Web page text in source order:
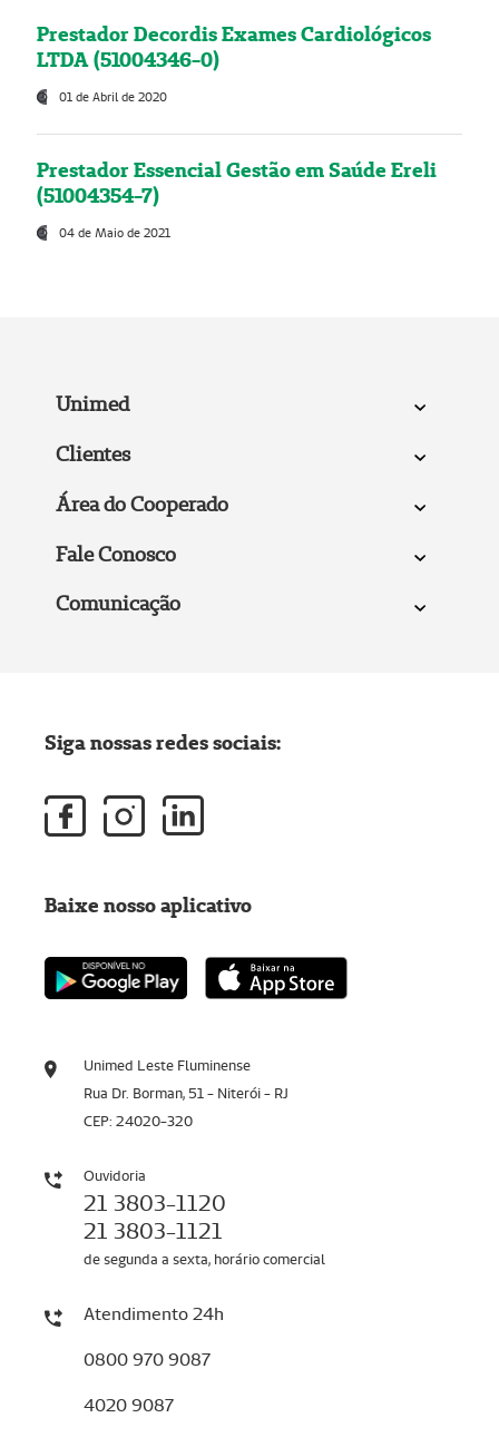
Prestador Decordis Exames Cardiológicos
LTDA (51004346-0)
01 de Abril de 2020
Prestador Essencial Gestão em Saúde Ereli
(51004354-7)
04 de Maio de 2021
Unimed
Clientes
Área do Cooperado
Fale Conosco
Comunicação
Unimed Leste Fluminense
Rua Dr. Borman, 51 - Niterói - RJ
CEP: 24020-320
Ouvidoria
21 3803-1120
21 3803-1121
de segunda a sexta, horário comercial
Atendimento 24h
0800 970 9087
4020 9087
Siga nossas redes sociais:
Baixe nosso aplicativo